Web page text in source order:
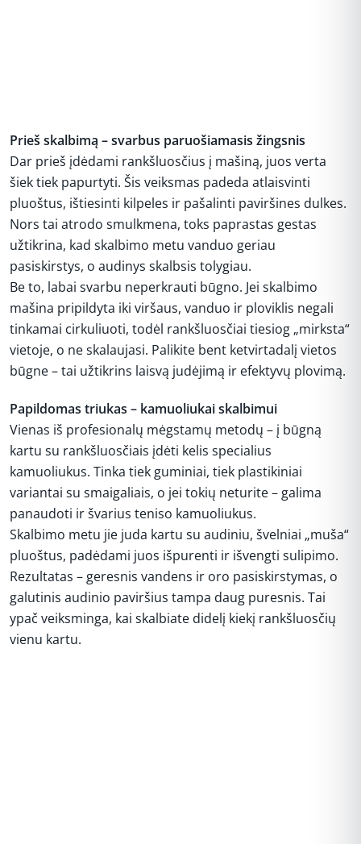
Prieš skalbimą – svarbus paruošiamasis žingsnis
Dar prieš įdėdami rankšluosčius į mašiną, juos verta
šiek tiek papurtyti. Šis veiksmas padeda atlaisvinti
pluoštus, ištiesinti kilpeles ir pašalinti paviršines dulkes.
Nors tai atrodo smulkmena, toks paprastas gestas
užtikrina, kad skalbimo metu vanduo geriau
pasiskirstys, o audinys skalbsis tolygiau.
Be to, labai svarbu neperkrauti būgno. Jei skalbimo
mašina pripildyta iki viršaus, vanduo ir ploviklis negali
tinkamai cirkuliuoti, todėl rankšluosčiai tiesiog „mirksta“
vietoje, o ne skalaujasi. Palikite bent ketvirtadalį vietos
būgne – tai užtikrins laisvą judėjimą ir efektyvų plovimą.
Papildomas triukas – kamuoliukai skalbimui
Vienas iš profesionalų mėgstamų metodų – į būgną
kartu su rankšluosčiais įdėti kelis specialius
kamuoliukus. Tinka tiek guminiai, tiek plastikiniai
variantai su smaigaliais, o jei tokių neturite – galima
panaudoti ir švarius teniso kamuoliukus.
Skalbimo metu jie juda kartu su audiniu, švelniai „muša“
pluoštus, padėdami juos išpurenti ir išvengti sulipimo.
Rezultatas – geresnis vandens ir oro pasiskirstymas, o
galutinis audinio paviršius tampa daug puresnis. Tai
ypač veiksminga, kai skalbiate didelį kiekį rankšluosčių
vienu kartu.